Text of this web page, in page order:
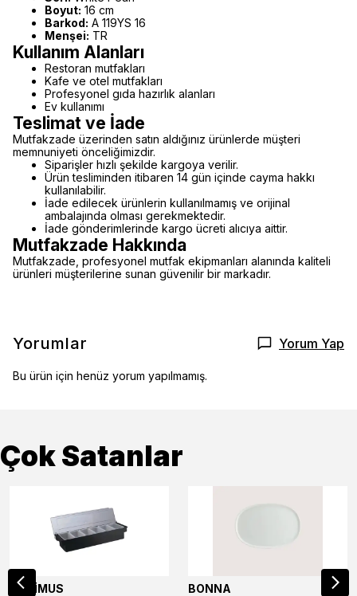
Boyut: 16 cm
Barkod: A 119YS 16
Menşei: TR
Kullanım Alanları
Restoran mutfakları
Kafe ve otel mutfakları
Profesyonel gıda hazırlık alanları
Ev kullanımı
Teslimat ve İade
Mutfakzade üzerinden satın aldığınız ürünlerde müşteri
memnuniyeti önceliğimizdir.
Siparişler hızlı şekilde kargoya verilir.
Ürün tesliminden itibaren 14 gün içinde cayma hakkı
kullanılabilir.
İade edilecek ürünlerin kullanılmamış ve orijinal
ambalajında olması gerekmektedir.
İade gönderimlerinde kargo ücreti alıcıya aittir.
Mutfakzade Hakkında
Mutfakzade, profesyonel mutfak ekipmanları alanında kaliteli
ürünleri müşterilerine sunan güvenilir bir markadır.
Yorumlar Yorum Yap
Bu ürün için henüz yorum yapılmamış.
Çok Satanlar
OPTİMUS BONNA